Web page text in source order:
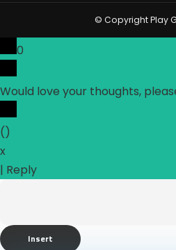
© Copyright Play
0
Would love your thoughts,
()
x
| Reply
Insert